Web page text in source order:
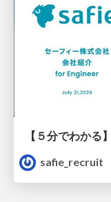
safie_recruit